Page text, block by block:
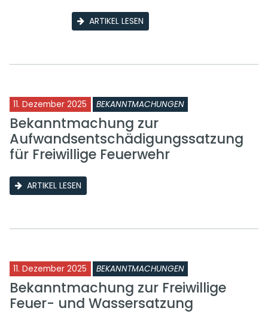
ARTIKEL LESEN
11. Dezember 2025 BEKANNTMACHUNGEN
Bekanntmachung zur
Aufwandsentschädigungssatzung
für Freiwillige Feuerwehr
ARTIKEL LESEN
11. Dezember 2025 BEKANNTMACHUNGEN
Bekanntmachung zur Freiwillige
Feuer- und Wassersatzung